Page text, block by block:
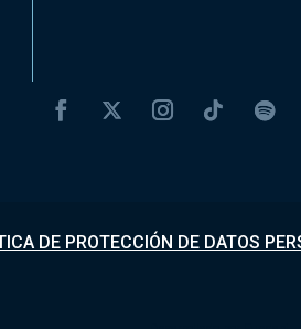
DE PROTECCIÓN DE DATOS